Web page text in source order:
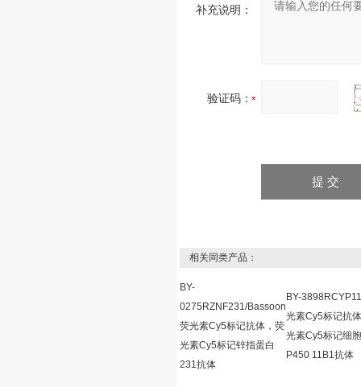
补充说明：
验证码：
相关同类产品：
BY-
0275RZNF231/Bassoon
荧光素Cy5标记抗体，荧
光素Cy5标记锌指蛋白
231抗体
BY-
光素Cy5标记抗
光素Cy5标记细
P450 11B1抗体